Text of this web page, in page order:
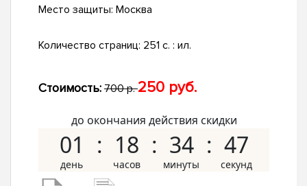
Место защиты: Москва
Количество страниц: 251 с. : ил.
Стоимость: 700 р.250 руб.
до окончания действия скидки
01 18 34 46